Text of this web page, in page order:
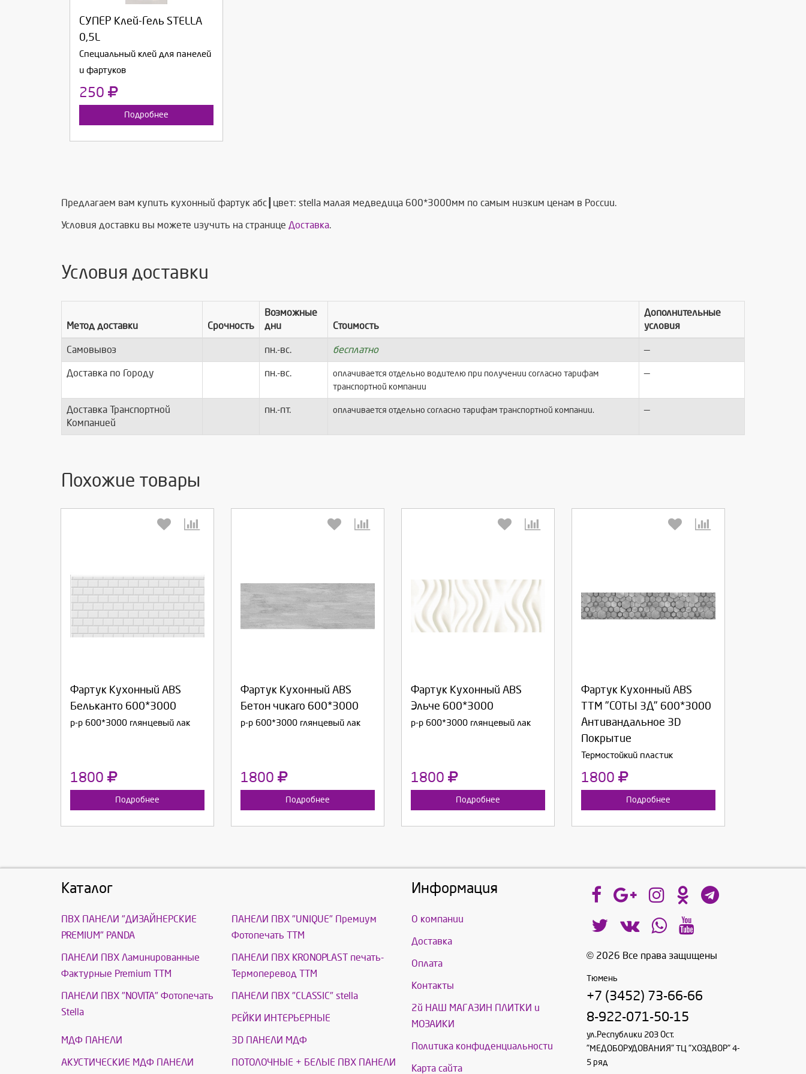
СУПЕР Клей-Гель STELLA
0,5L
Специальный клей для панелей
и фартуков
250
Подробнее
Продолжить Отмена
Предлагаем вам купить кухонный фартук абс┃цвет: stella малая медведица 600*3000мм по самым низким ценам в России.
Условия доставки вы можете изучить на странице Доставка.
Условия доставки
Метод доставки Срочность
Возможные
дни
Стоимость
Дополнительные
условия
Самовывоз пн.-вс. бесплатно —
Доставка по Городу пн.-вс.
оплачивается отдельно водителю при получении согласно тарифам
транспортной компании
—
Доставка Транспортной
Компанией
пн.-пт. оплачивается отдельно согласно тарифам транспортной компании. —
Похожие товары
Фартук Кухонный ABS
Бельканто 600*3000
р-р 600*3000 глянцевый лак
1800
Подробнее
Выберите количество:
Продолжить Отмена
Фартук Кухонный ABS
Бетон чикаго 600*3000
р-р 600*3000 глянцевый лак
1800
Подробнее
Продолжить Отмена
Фартук Кухонный ABS
Эльче 600*3000
р-р 600*3000 глянцевый лак
1800
Подробнее
Выберите количество:
Продолжить Отмена
Фартук Кухонный ABS
ТТМ "СОТЫ 3Д" 600*3000
Антивандальное 3D
Покрытие
Термостойкий пластик
1800
Подробнее
Продолжить Отмена
Каталог
ПВХ ПАНЕЛИ "ДИЗАЙНЕРСКИЕ
PREMIUM" PANDA
ПАНЕЛИ ПВХ "UNIQUE" Премиум
Фотопечать ТТМ
ПАНЕЛИ ПВХ Ламинированные
Фактурные Premium ТТМ
ПАНЕЛИ ПВХ KRONOPLAST печать-
Термоперевод ТТМ
ПАНЕЛИ ПВХ "NOVITA" Фотопечать
Stella
ПАНЕЛИ ПВХ "CLASSIC" stella
РЕЙКИ ИНТЕРЬЕРНЫЕ
МДФ ПАНЕЛИ 3D ПАНЕЛИ МДФ
АКУСТИЧЕСКИЕ МДФ ПАНЕЛИ ПОТОЛОЧНЫЕ + БЕЛЫЕ ПВХ ПАНЕЛИ
Информация
О компании
Доставка
Оплата
Контакты
2й НАШ МАГАЗИН ПЛИТКИ и
МОЗАИКИ
Политика конфиденциальности
Карта сайта
© 2026 Все права защищены
Тюмень
+7 (3452) 73-66-66
8-922-071-50-15
ул.Республики 203 Ост.
"МЕДОБОРУДОВАНИЯ" ТЦ "ХОЗДВОР" 4-
5 ряд